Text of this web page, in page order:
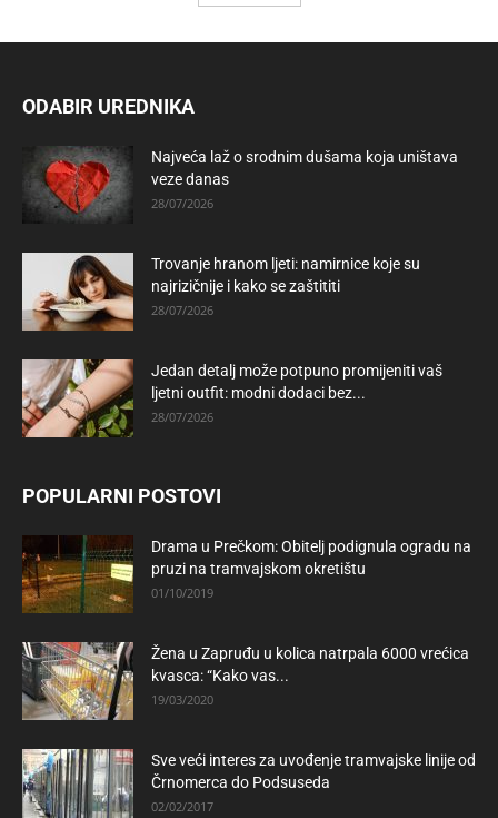
ODABIR UREDNIKA
Najveća laž o srodnim dušama koja uništava
veze danas
28/07/2026
Trovanje hranom ljeti: namirnice koje su
najrizičnije i kako se zaštititi
28/07/2026
Jedan detalj može potpuno promijeniti vaš
ljetni outfit: modni dodaci bez...
28/07/2026
POPULARNI POSTOVI
Drama u Prečkom: Obitelj podignula ogradu na
pruzi na tramvajskom okretištu
01/10/2019
Žena u Zapruđu u kolica natrpala 6000 vrećica
kvasca: “Kako vas...
19/03/2020
Sve veći interes za uvođenje tramvajske linije od
Črnomerca do Podsuseda
02/02/2017